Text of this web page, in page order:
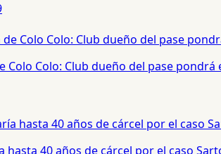
Colo Colo: Club dueño del pase
40 años de cárcel por el caso